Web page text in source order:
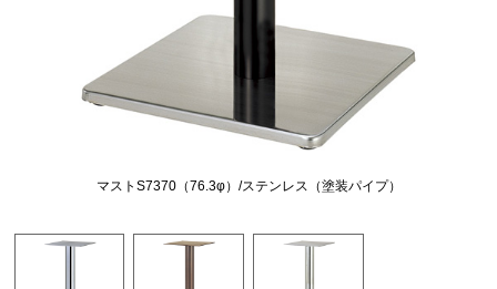
マストS7370（76.3φ）/ステンレス（塗装パイプ）